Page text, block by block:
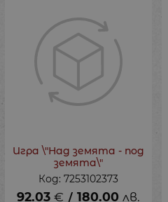
Игра \"Над земята - под
земята\"
Код: 7253102373
92.03 € / 180.00 лв.